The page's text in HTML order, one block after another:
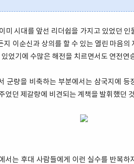
미 시대를 앞선 리더쉽을 가지고 있었던
이순신과 상의를 할 수 있는 열린 마음
었기에 수많은 해전을 치르면서도 연전연
군량을 비축하는 부분에서는 삼국지에
었던 제갈량에 비견되는 계책을 발휘했던
서는 후대 사람들에게 이런 실수를 반복